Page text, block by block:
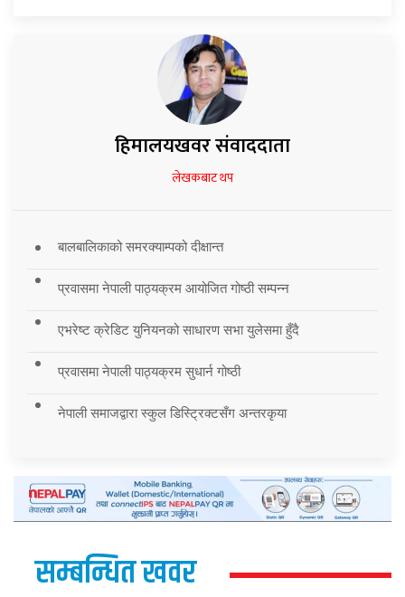
हिमालयखवर संवाददाता
लेखकबाट थप
बालबालिकाको समरक्याम्पको दीक्षान्त
प्रवासमा नेपाली पाठ्यक्रम आयोजित गोष्ठी सम्पन्न
एभरेष्ट क्रेडिट युनियनको साधारण सभा युलेसमा हुँदै
प्रवासमा नेपाली पाठ्यक्रम सुधार्न गोष्ठी
नेपाली समाजद्वारा स्कुल डिस्ट्रिक्टसँग अन्तरकृया
सम्बन्धित खवर